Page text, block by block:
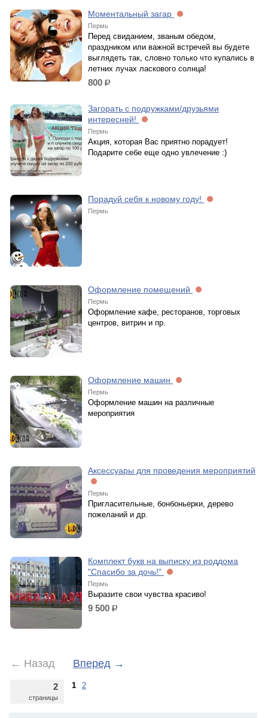
Моментальный загар
Пермь
Перед свиданием, званым обедом,
праздником или важной встречей вы будете
выглядеть так, словно только что купались в
летних лучах ласкового солнца!
800 р.
Загорать с подружками/друзьями
интересней!
Пермь
Акция, которая Вас приятно порадует!
Подарите себе еще одно увлечение :)
Порадуй себя к новому году!
Пермь
Оформление помещений
Пермь
Оформление кафе, ресторанов, торговых
центров, витрин и пр.
Оформление машин
Пермь
Оформление машин на различные
мероприятия
Аксессуары для проведения мероприятий
Пермь
Пригласительные, бонбоньерки, дерево
пожеланий и др.
Комплект букв на выписку из роддома
"Спасибо за дочь!"
Пермь
Выразите свои чувства красиво!
9 500 р.
← Назад Вперед →
2
страницы
1 2